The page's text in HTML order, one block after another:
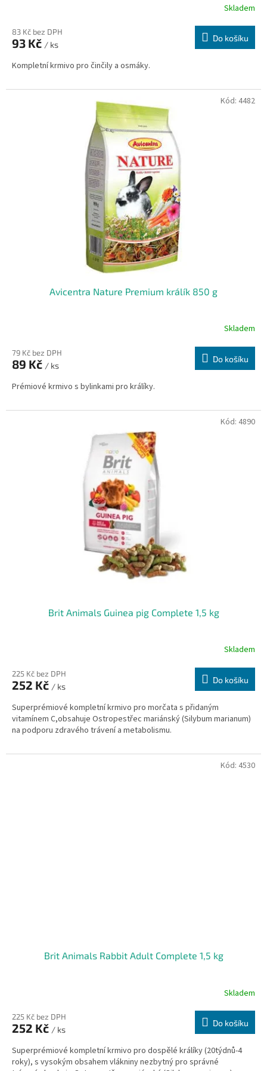
Skladem
83 Kč bez DPH
93 Kč / ks
Do košíku
Kompletní krmivo pro činčily a osmáky.
Avicentra Nature Premium králík 850 g
Skladem
79 Kč bez DPH
89 Kč / ks
Do košíku
Prémiové krmivo s bylinkami pro králíky.
Kód: 4482
Brit Animals Guinea pig Complete 1,5 kg
Skladem
225 Kč bez DPH
252 Kč / ks
Do košíku
Superprémiové kompletní krmivo pro morčata s přidaným
vitamínem C,obsahuje Ostropestřec mariánský (Silybum marianum)
na podporu zdravého trávení a metabolismu.
Kód: 4890
Brit Animals Rabbit Adult Complete 1,5 kg
Skladem
225 Kč bez DPH
252 Kč / ks
Do košíku
Superprémiové kompletní krmivo pro dospělé králíky (20týdnů-4
roky), s vysokým obsahem vlákniny nezbytný pro správné
Kód: 4530